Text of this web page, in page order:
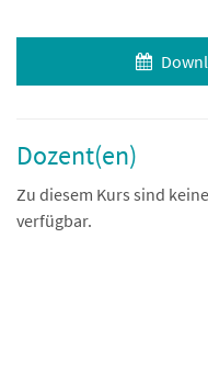
Dozent(en)
Zu diesem Kurs sind
verfügbar.